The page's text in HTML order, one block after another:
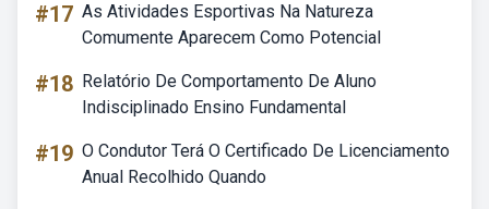
#17 As Atividades Esportivas Na Natureza
Comumente Aparecem Como Potencial
#18 Relatório De Comportamento De Aluno
Indisciplinado Ensino Fundamental
#19 O Condutor Terá O Certificado De Licenciamento
Anual Recolhido Quando